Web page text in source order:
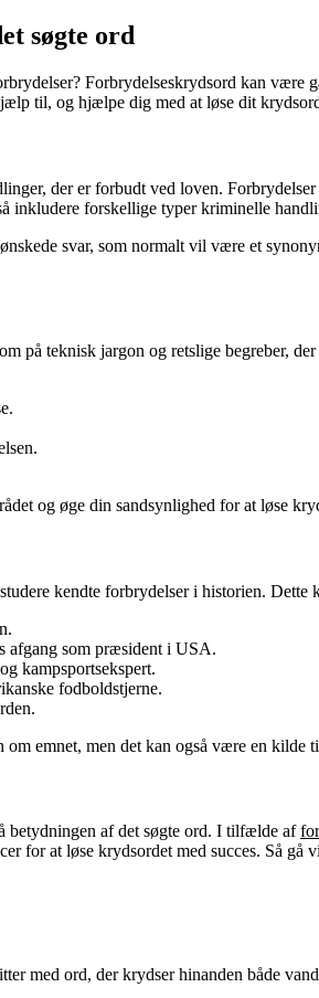
søgte ord
Forbrydelseskrydsord kan
til, og hjælpe dig med at løse dit
der er forbudt ved loven.
inkludere forskellige typer kriminelle
svar, som normalt vil være et
på teknisk jargon og retslige begreber,
og øge din sandsynlighed for at løse
kendte forbrydelser i historien. Dette
afgang som præsident i USA.
kampsportsekspert.
fodboldstjerne.
emnet, men det kan også være en
betydningen af det søgte ord. I tilfælde af
for at løse krydsordet med succes. Så gå
med ord, der krydser hinanden både